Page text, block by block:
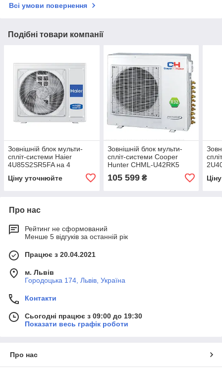
Всі умови повернення
Подібні товари компанії
Зовнішній блок мульти-
спліт-системи Haier
4U85S2SR5FA на 4
Ціну уточнюйте
Зовнішній блок мульти-
спліт-системи Cooper
Hunter CHML-U42RK5
Outdoor unit(на 5
внутрішніх блоків) R-32
105 599₴
Про нас
Рейтинг не сформований
Менше 5 відгуків за останній рік
Працює з 20.04.2021
м. Львів
Городоцька 174, Львів, Україна
Контакти
Сьогодні працює з 09:00 до 19:30
Показати весь графік роботи
Про нас